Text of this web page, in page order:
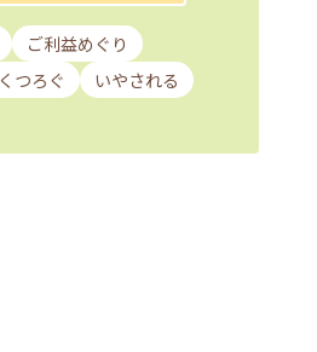
ご利益めぐり
くつろぐ
いやされる